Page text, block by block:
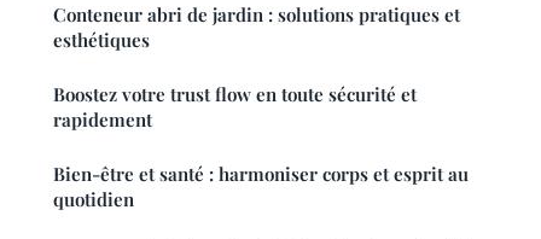
Conteneur abri de jardin : solutions pratiques et
esthétiques
Boostez votre trust flow en toute sécurité et
rapidement
Bien-être et santé : harmoniser corps et esprit au
quotidien